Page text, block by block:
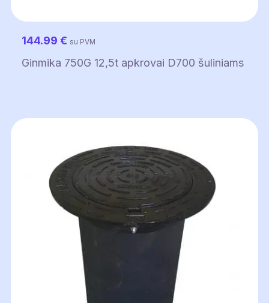
144.99 € su PVM
Ginmika 750G 12,5t apkrovai D700 šuliniams